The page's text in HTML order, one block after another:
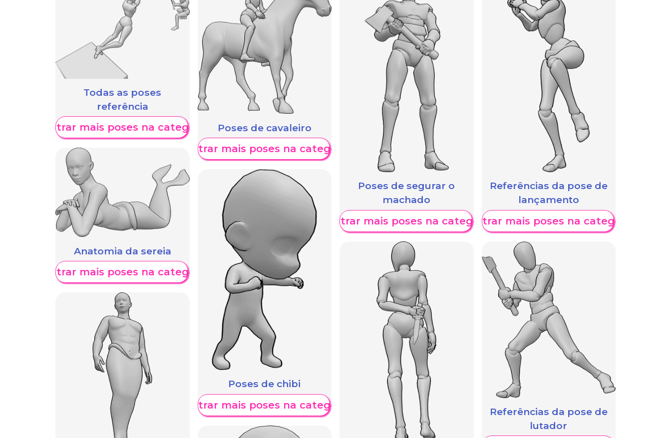
Todas as poses
referência
Mostrar mais poses na categoria
Anatomia da sereia
Mostrar mais poses na categoria
Poses de cavaleiro
Mostrar mais poses na categoria
Poses de chibi
Mostrar mais poses na categoria
Poses de segurar o
machado
Mostrar mais poses na categoria
Referências da pose de
lançamento
Mostrar mais poses na categoria
Referências da pose de
lutador